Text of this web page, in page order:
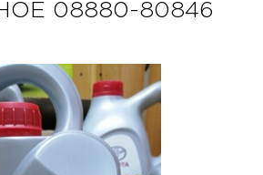
08880-80846